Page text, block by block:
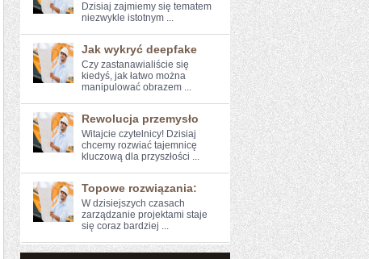
Dzisiaj zajmiemy się ⁤tematem
niezwykle istotnym ...
Jak wykryć deepfake
Czy zastanawialiście się
‍kiedyś, jak łatwo można
manipulować obrazem ...
Rewolucja przemysło
Witajcie czytelnicy! Dzisiaj ​
chcemy rozwiać⁣ tajemnicę
kluczową dla przyszłości ...
Topowe rozwiązania:
W dzisiejszych czasach
zarządzanie projektami staje
się coraz bardziej ...